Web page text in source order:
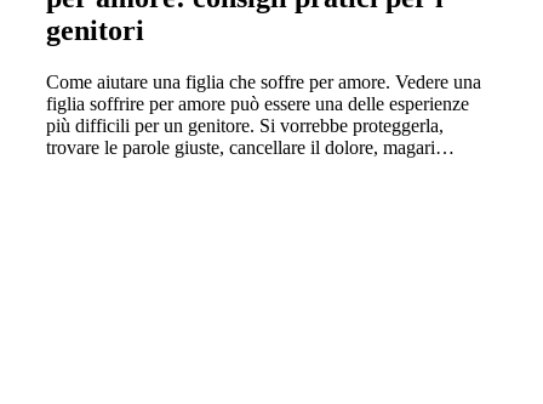
genitori
Come aiutare una figlia che soffre per amore. Vedere una
figlia soffrire per amore può essere una delle esperienze
più difficili per un genitore. Si vorrebbe proteggerla,
trovare le parole giuste, cancellare il dolore, magari…